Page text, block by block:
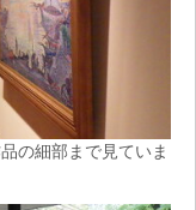
の細部まで見ていま